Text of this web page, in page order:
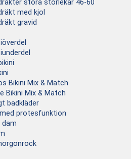
stora storlekar 46-60
med kjol
gravid
Bikini Mix & Match
Bikini Mix & Match
badkläder
protesfunktion
dam